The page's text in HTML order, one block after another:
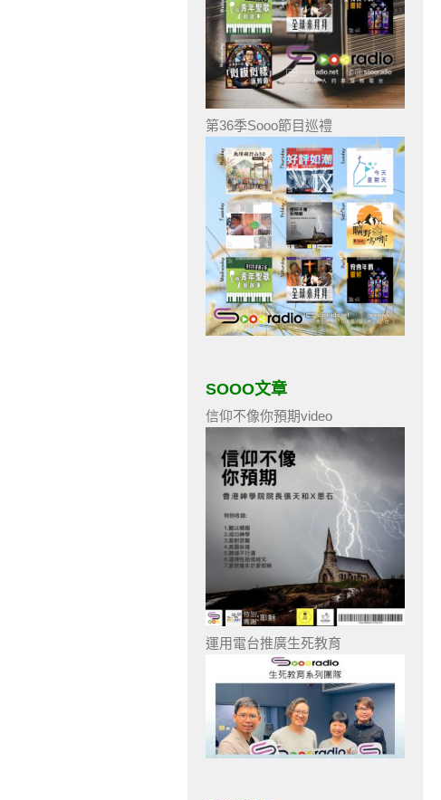
第36季Sooo節目巡禮
SOOO文章
信仰不像你預期video
運用電台推廣生死教育